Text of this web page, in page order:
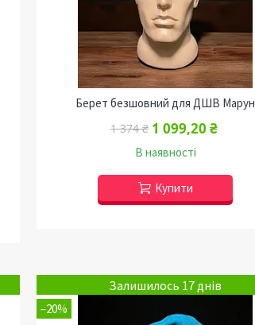
Берет безшовний для ДШВ Марун
1 374 ₴ 1 099,20 ₴
В наявності
Купити
Залишилось 17 днів
–20%